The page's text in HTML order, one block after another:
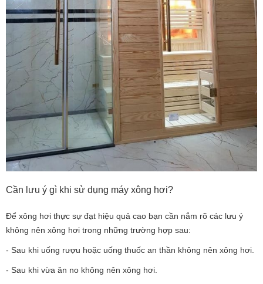
Cần lưu ý gì khi sử dụng máy xông hơi?
Để xông hơi thực sự đạt hiệu quả cao bạn cần nắm rõ các lưu ý
không nên xông hơi trong những trường hợp sau:
- Sau khi uống rượu hoặc uống thuốc an thần không nên xông hơi.
- Sau khi vừa ăn no không nên xông hơi.